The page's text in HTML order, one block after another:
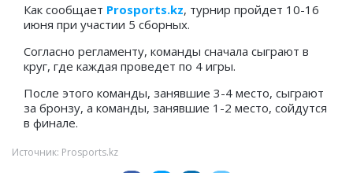
Как сообщает Prosports.kz, турнир пройдет 10-16
июня при участии 5 сборных.
Согласно регламенту, команды сначала сыграют в
круг, где каждая проведет по 4 игры.
После этого команды, занявшие 3-4 место, сыграют
за бронзу, а команды, занявшие 1-2 место, сойдутся
в финале.
Источник: Prosports.kz